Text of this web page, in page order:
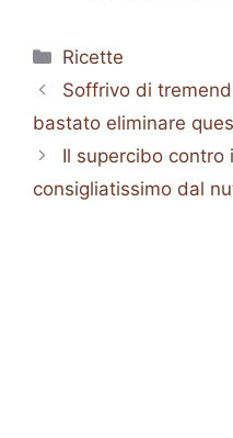
Categorie
Ricette
Soffrivo di
bastato eliminare
Il supercibo contro
consigliatissimo dal